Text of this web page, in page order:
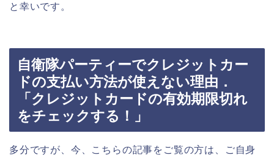
と幸いです。
自衛隊パーティーでクレジットカー
ドの支払い方法が使えない理由．
「クレジットカードの有効期限切れ
をチェックする！」
多分ですが、今、こちらの記事をご覧の方は、ご自身